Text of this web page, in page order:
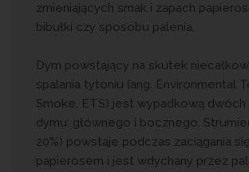
zmieniających smak i zapach
bibułki czy sposobu palenia.
Dym powstający na skutek
spalania tytoniu (ang. Environmental
Smoke, ETS) jest wypadkową dwóch
dymu: głównego i bocznego.
20%) powstaje podczas zaciągania
papierosem i jest wdychany przez